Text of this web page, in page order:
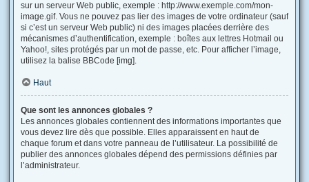
sur un serveur Web public, exemple : http://www.exemple.com/mon-
image.gif. Vous ne pouvez pas lier des images de votre ordinateur (sauf
si c’est un serveur Web public) ni des images placées derrière des
mécanismes d’authentification, exemple : boîtes aux lettres Hotmail ou
Yahoo!, sites protégés par un mot de passe, etc. Pour afficher l’image,
utilisez la balise BBCode [img].
Haut
Que sont les annonces globales ?
Les annonces globales contiennent des informations importantes que
vous devez lire dès que possible. Elles apparaissent en haut de
chaque forum et dans votre panneau de l’utilisateur. La possibilité de
publier des annonces globales dépend des permissions définies par
l’administrateur.